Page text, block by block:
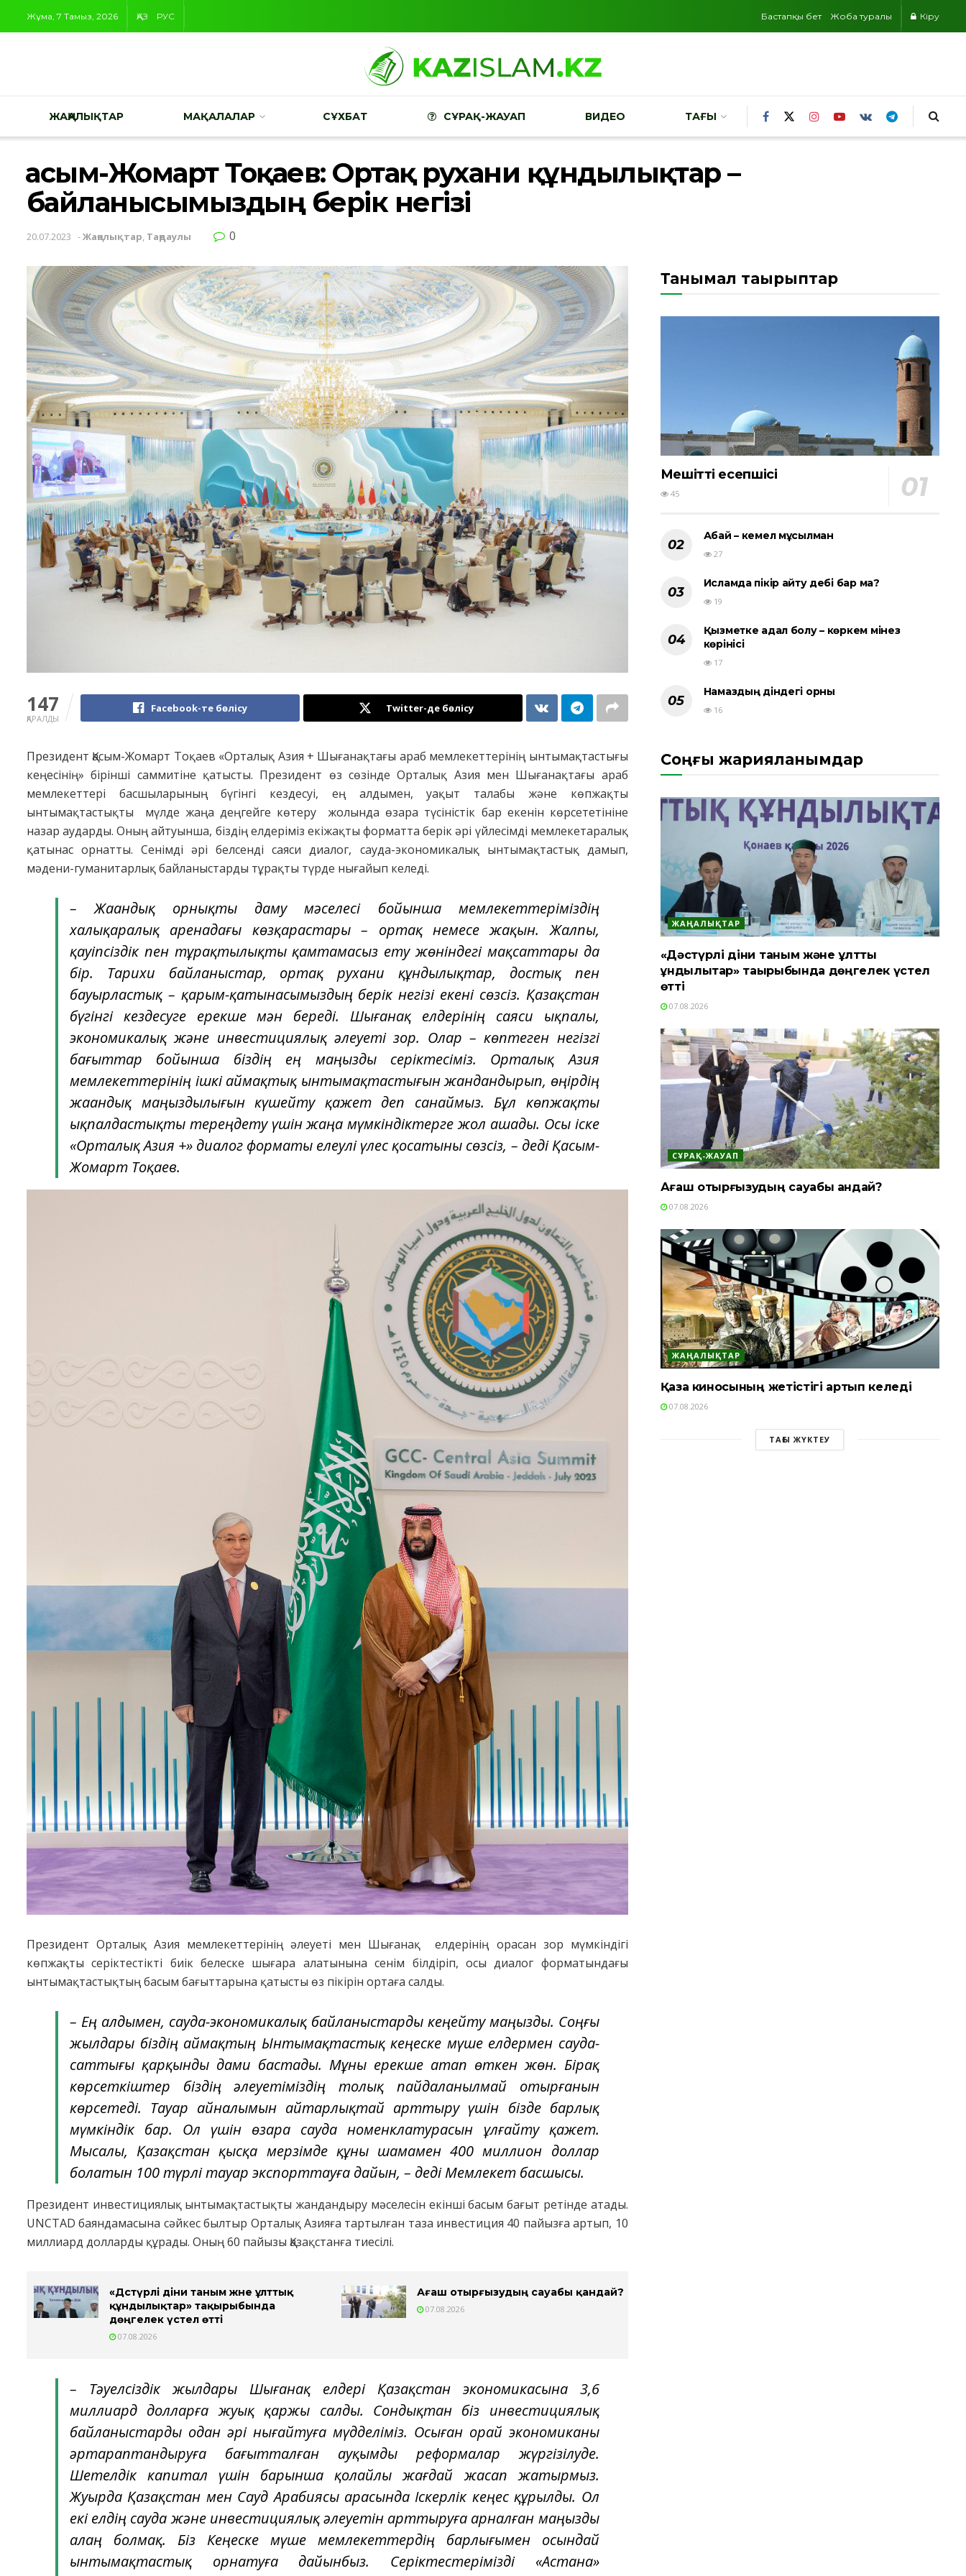
Жұма, 7 Тамыз, 2026 ҚАЗ РУС Бастапқы бет Жоба туралы Кіру
ЖАҢАЛЫҚТАР МАҚАЛАЛАР СҰХБАТ СҰРАҚ-ЖАУАП ВИДЕО ТАҒЫ
Қасым-Жомарт Тоқаев: Ортақ рухани құндылықтар –
байланысымыздың берік негізі
20.07.2023 -Жаңалықтар, Таңдаулы 0
147
ҚАРАЛДЫ
Facebook-те бөлісу Twitter-де бөлісу
Президент Қасым-Жомарт Тоқаев «Орталық Азия + Шығанақтағы араб мемлекеттерінің ынтымақтастығы
кеңесінің» бірінші саммитіне қатысты. Президент өз сөзінде Орталық Азия мен Шығанақтағы араб
мемлекеттері басшыларының бүгінгі кездесуі, ең алдымен, уақыт талабы және көпжақты
ынтымақтастықты мүлде жаңа деңгейге көтеру жолында өзара түсіністік бар екенін көрсететініне
назар аударды. Оның айтуынша, біздің елдеріміз екіжақты форматта берік әрі үйлесімді мемлекетаралық
қатынас орнатты. Сенімді әрі белсенді саяси диалог, сауда-экономикалық ынтымақтастық дамып,
мәдени-гуманитарлық байланыстарды тұрақты түрде нығайып келеді.
– Жаһандық орнықты даму мәселесі бойынша мемлекеттеріміздің
халықаралық аренадағы көзқарастары – ортақ немесе жақын. Жалпы,
қауіпсіздік пен тұрақтылықты қамтамасыз ету жөніндегі мақсаттары да
бір. Тарихи байланыстар, ортақ рухани құндылықтар, достық пен
бауырластық – қарым-қатынасымыздың берік негізі екені сөзсіз. Қазақстан
бүгінгі кездесуге ерекше мән береді. Шығанақ елдерінің саяси ықпалы,
экономикалық және инвестициялық әлеуеті зор. Олар – көптеген негізгі
бағыттар бойынша біздің ең маңызды серіктесіміз. Орталық Азия
мемлекеттерінің ішкі аймақтық ынтымақтастығын жандандырып, өңірдің
жаһандық маңыздылығын күшейту қажет деп санаймыз. Бұл көпжақты
ықпалдастықты тереңдету үшін жаңа мүмкіндіктерге жол ашады. Осы іске
«Орталық Азия +» диалог форматы елеулі үлес қосатыны сөзсіз, – деді Қасым-
Жомарт Тоқаев.
Президент Орталық Азия мемлекеттерінің әлеуеті мен Шығанақ елдерінің орасан зор мүмкіндігі
көпжақты серіктестікті биік белеске шығара алатынына сенім білдіріп, осы диалог форматындағы
ынтымақтастықтың басым бағыттарына қатысты өз пікірін ортаға салды.
– Ең алдымен, сауда-экономикалық байланыстарды кеңейту маңызды. Соңғы
жылдары біздің аймақтың Ынтымақтастық кеңеске мүше елдермен сауда-
саттығы қарқынды дами бастады. Мұны ерекше атап өткен жөн. Бірақ
көрсеткіштер біздің әлеуетіміздің толық пайдаланылмай отырғанын
көрсетеді. Тауар айналымын айтарлықтай арттыру үшін бізде барлық
мүмкіндік бар. Ол үшін өзара сауда номенклатурасын ұлғайту қажет.
Мысалы, Қазақстан қысқа мерзімде құны шамамен 400 миллион доллар
болатын 100 түрлі тауар экспорттауға дайын, – деді Мемлекет басшысы.
Президент инвестициялық ынтымақтастықты жандандыру мәселесін екінші басым бағыт ретінде атады.
UNCTAD баяндамасына сәйкес былтыр Орталық Азияға тартылған таза инвестиция 40 пайызға артып, 10
миллиард долларды құрады. Оның 60 пайызы Қазақстанға тиесілі.
«Дәстүрлі діни таным және ұлттық
құндылықтар» тақырыбында
дөңгелек үстел өтті
07.08.2026
Ағаш отырғызудың сауабы қандай?
07.08.2026
– Тәуелсіздік жылдары Шығанақ елдері Қазақстан экономикасына 3,6
миллиард долларға жуық қаржы салды. Сондықтан біз инвестициялық
байланыстарды одан әрі нығайтуға мүдделіміз. Осыған орай экономиканы
әртараптандыруға бағытталған ауқымды реформалар жүргізілуде.
Шетелдік капитал үшін барынша қолайлы жағдай жасап жатырмыз.
Жуырда Қазақстан мен Сауд Арабиясы арасында Іскерлік кеңес құрылды. Ол
екі елдің сауда және инвестициялық әлеуетін арттыруға арналған маңызды
алаң болмақ. Біз Кеңеске мүше мемлекеттердің барлығымен осындай
ынтымақтастық орнатуға дайынбыз. Серіктестерімізді «Астана»
Танымал тақырыптар
Мешіттің есепшісі
45
Абай – кемел мұсылман
27
Исламда пікір айту әдебі бар ма?
19
Қызметке адал болу – көркем мінез
көрінісі
17
Намаздың діндегі орны
16
Соңғы жарияланымдар
ЖАҢАЛЫҚТАР
«Дәстүрлі діни таным және ұлттық
құндылықтар» тақырыбында дөңгелек үстел
өтті
07.08.2026
СҰРАҚ-ЖАУАП
Ағаш отырғызудың сауабы қандай?
07.08.2026
ЖАҢАЛЫҚТАР
Қазақ киносының жетістігі артып келеді
07.08.2026
ТАҒЫ ЖҮКТЕУ